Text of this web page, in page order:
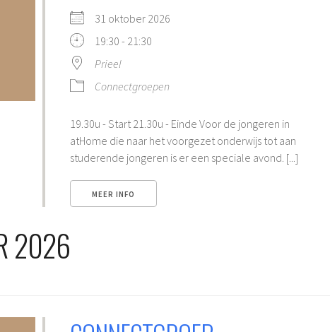
31 oktober 2026
19:30 - 21:30
Prieel
Connectgroepen
19.30u - Start 21.30u - Einde Voor de jongeren in
atHome die naar het voorgezet onderwijs tot aan
studerende jongeren is er een speciale avond. [...]
MEER INFO
2026